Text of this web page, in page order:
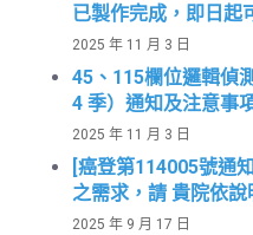
已製作完成，即日起
2025 年 11 月 3 日
45、115欄位邏輯偵
4 季）通知及注意事
2025 年 11 月 3 日
[癌登第114005號通
之需求，請 貴院依說
2025 年 9 月 17 日